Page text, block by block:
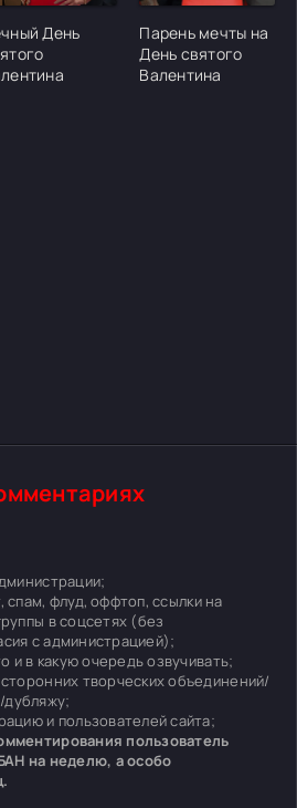
День
Парень мечты на
День святого
Валентина
спам, флуд, оффтоп, ссылки на
в соцсетях (без
с администрацией);
и в какую очередь озвучивать;
творческих объединений/
дубляжу;
и пользователей сайта;
пользователь
на неделю, а особо